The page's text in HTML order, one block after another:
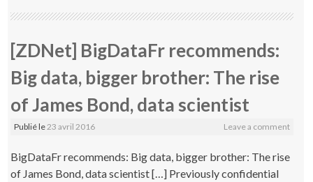
[ZDNet] BigDataFr recommends:
Big data, bigger brother: The rise
of James Bond, data scientist
Publié le 23 avril 2016 Leave a comment
BigDataFr recommends: Big data, bigger brother: The rise
of James Bond, data scientist […] Previously confidential